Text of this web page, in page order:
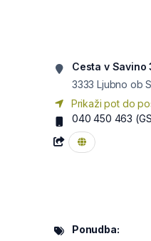
Cesta v Savino
3333 Ljubno ob
Prikaži pot do
040 450 463
Ponudba: